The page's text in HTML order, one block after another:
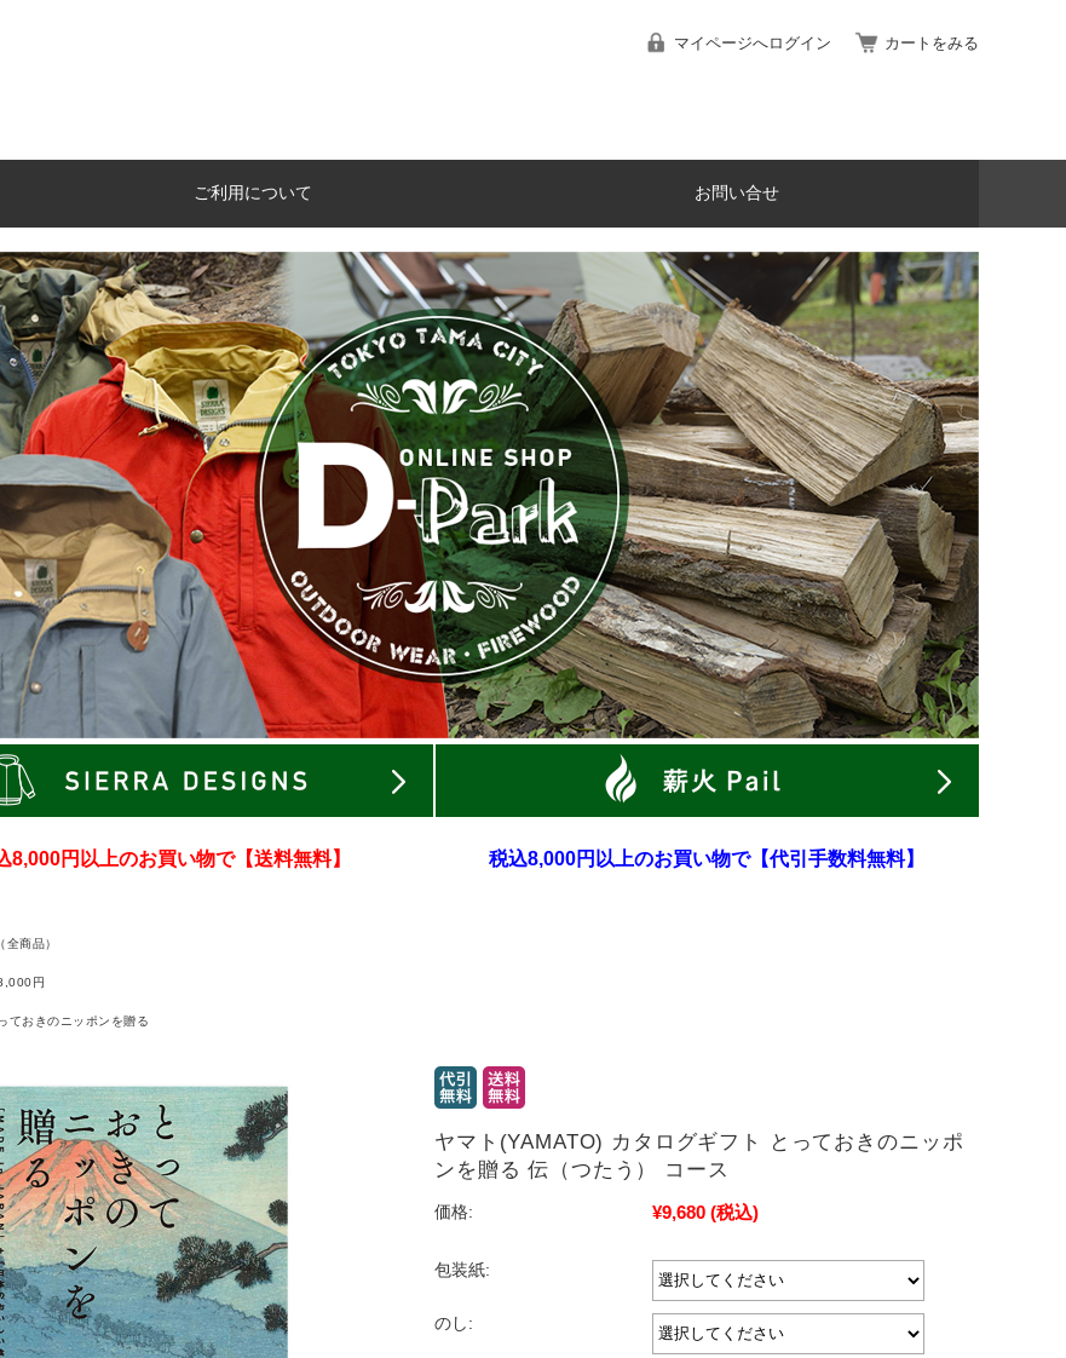
マイページへログイン カートをみる
ご利用について お問い合せ
8,000円以上のお買い物で【送料無料】 税込8,000円以上のお買い物で【代引手数料無料】
全商品）
円
ておきのニッポンを贈る
ヤマト(YAMATO) カタログギフト とっておきのニッポ
ンを贈る 伝（つたう） コース
価格: ¥9,680 (税込)
包装紙:
のし: